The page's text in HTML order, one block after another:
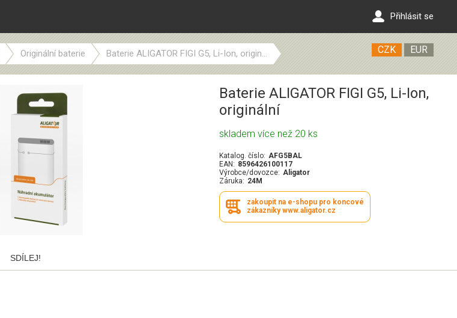
Přihlásit se
Originální baterie Baterie ALIGATOR FIGI G5, Li-Ion, origin... CZK EUR
Baterie ALIGATOR FIGI G5, Li-Ion,
originální
skladem více než 20 ks
Katalog. číslo: AFG5BAL
EAN: 8596426100117
Výrobce/dovozce: Aligator
Záruka: 24M
zakoupit na e-shopu pro koncové
zákazníky www.aligator.cz
SDÍLEJ!